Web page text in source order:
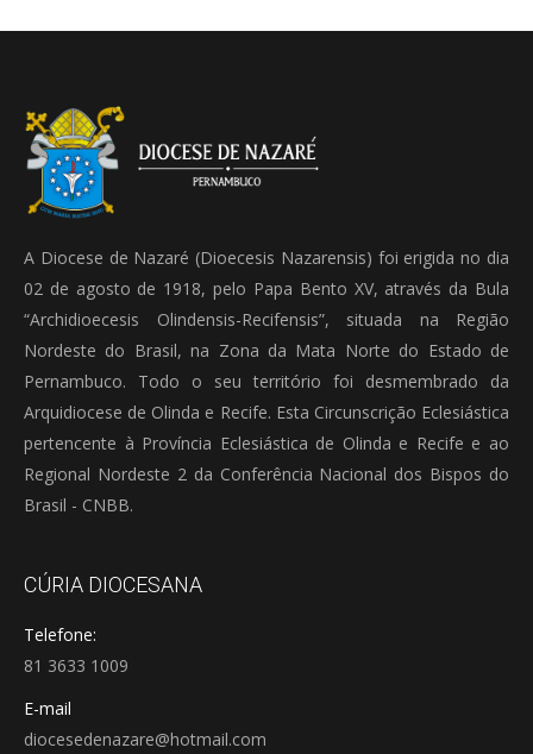
A Diocese de Nazaré (Dioecesis Nazarensis) foi erigida no dia
02 de agosto de 1918, pelo Papa Bento XV, através da Bula
“Archidioecesis Olindensis-Recifensis”, situada na Região
Nordeste do Brasil, na Zona da Mata Norte do Estado de
Pernambuco. Todo o seu território foi desmembrado da
Arquidiocese de Olinda e Recife. Esta Circunscrição Eclesiástica
pertencente à Província Eclesiástica de Olinda e Recife e ao
Regional Nordeste 2 da Conferência Nacional dos Bispos do
Brasil - CNBB.
CÚRIA DIOCESANA
Telefone:
81 3633 1009
E-mail
diocesedenazare@hotmail.com